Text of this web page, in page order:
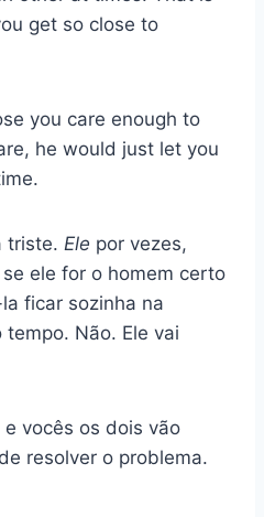
get so close to
you care enough to
he would just let you
triste. Ele por vezes,
ele for o homem certo
ficar sozinha na
Não. Ele vai
vocês os dois vão
resolver o problema.